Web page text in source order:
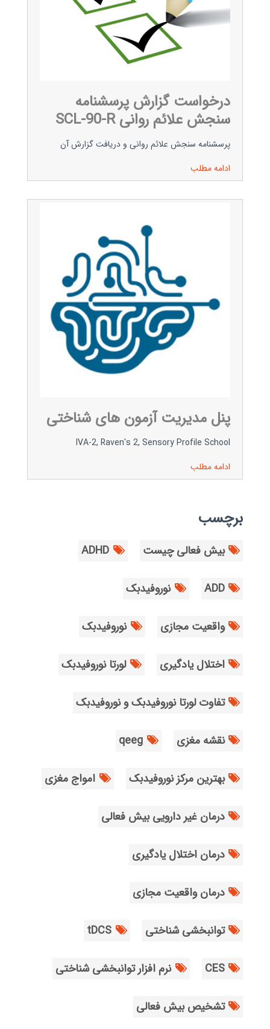
درخواست گزارش پرسشنامه
سنجش علائم روانی SCL-90-R
پرسشنامه سنجش علائم روانی و دریافت گزارش آن
ادامه مطلب
پنل مدیریت آزمون های شناختی
IVA-2, Raven's 2, Sensory Profile School
ادامه مطلب
برچسب
بیش فعالی چیست ADHD
ADD نوروفیدبک
واقعیت مجازی نوروفیدبک
اختلال یادگیری لورتا نوروفیدبک
تفاوت لورتا نوروفیدبک و نوروفیدبک
نقشه مغزی qeeg
بهترین مرکز نوروفیدبک امواج مغزی
درمان غیر دارویی بیش فعالی
درمان اختلال یادگیری
درمان واقعیت مجازی
توانبخشی شناختی tDCS
CES نرم افزار توانبخشی شناختی
تشخیص بیش فعالی